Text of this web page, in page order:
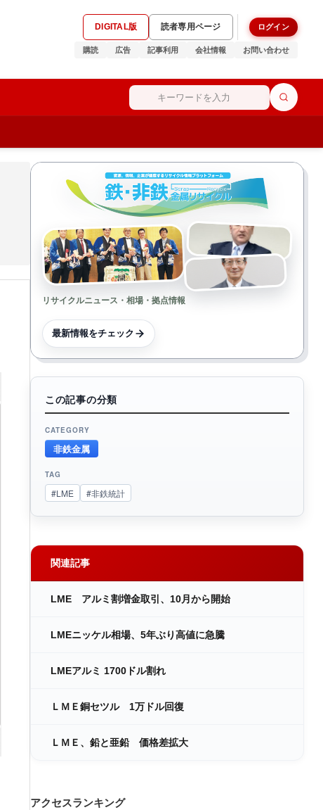
DIGITAL版 読者専用ページ ログイン
購読 広告 記事利用 会社情報 お問い合わせ
リサイクルニュース・相場・拠点情報
最新情報をチェック
この記事の分類
CATEGORY
非鉄金属
TAG
#LME #非鉄統計
関連記事
LME アルミ割増金取引、10月から開始
LMEニッケル相場、5年ぶり高値に急騰
LMEアルミ 1700ドル割れ
ＬＭＥ銅セツル 1万ドル回復
ＬＭＥ、鉛と亜鉛 価格差拡大
アクセスランキング